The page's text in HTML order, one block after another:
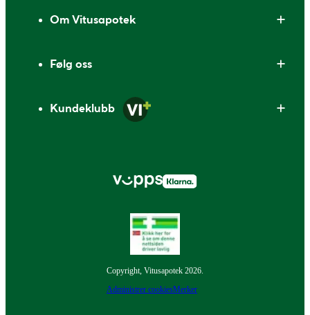
Om Vitusapotek
Følg oss
Kundeklubb
Copyright, Vitusapotek 2026.
Administrer cookiesMerker